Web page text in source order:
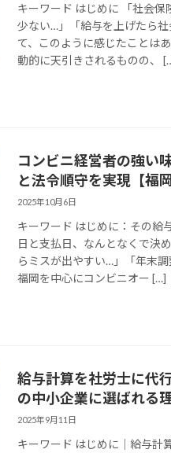
キーワード はじめに 「社会保
少ない…」「給与を上げたら
て、このように感じたことは
動的に天引きされるものの、
コンビニ経営者の強い
と法令順守を実現【福
2025年10月6日
キーワード はじめに：その給
日と支払日、なんとなくで決
らミスが出やすい…」「年末
福岡を中心にコンビニオー […]
給与計算を社労士に代
の中小企業に選ばれる
2025年9月11日
キーワード はじめに｜給与計